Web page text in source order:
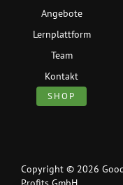
Angebote
Lernplattform
Team
Kontakt
SHOP
Copyright © 2026